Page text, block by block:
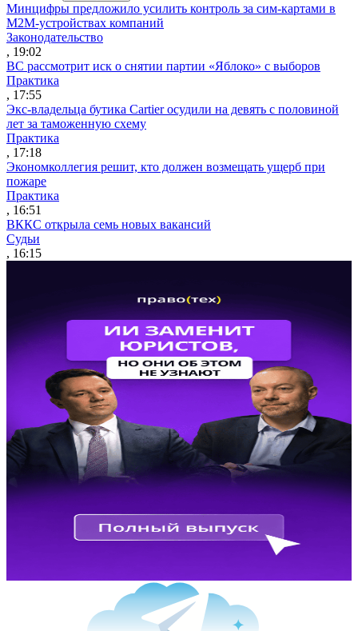
Минцифры предложило усилить контроль за сим-картами в
M2M-устройствах компаний
Законодательство
, 19:02
ВС рассмотрит иск о снятии партии «Яблоко» с выборов
Практика
, 17:55
Экс-владельца бутика Cartier осудили на девять с половиной
лет за таможенную схему
Практика
, 17:18
Экономколлегия решит, кто должен возмещать ущерб при
пожаре
Практика
, 16:51
ВККС открыла семь новых вакансий
Судьи
, 16:15